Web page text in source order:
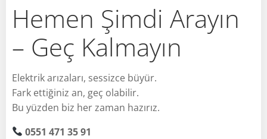
Hemen Şimdi Arayın
– Geç Kalmayın
Elektrik arızaları, sessizce büyür.
Fark ettiğiniz an, geç olabilir.
Bu yüzden biz her zaman hazırız.
0551 471 35 91